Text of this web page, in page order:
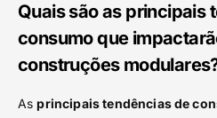
Quais são as principais
consumo que
construções
Asprincipais tendências de